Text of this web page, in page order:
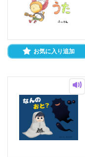
お気に入り追加